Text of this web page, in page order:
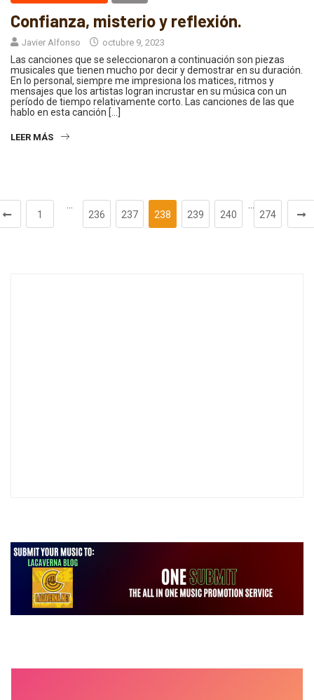
Confianza, misterio y reflexión.
Javier Alfonso octubre 9, 2023
Las canciones que se seleccionaron a continuación son piezas
musicales que tienen mucho por decir y demostrar en su duración.
En lo personal, siempre me impresiona los matices, ritmos y
mensajes que los artistas logran incrustar en su música con un
período de tiempo relativamente corto. Las canciones de las que
hablo en esta canción […]
LEER MÁS
1
236
237 238 239 240
…
274